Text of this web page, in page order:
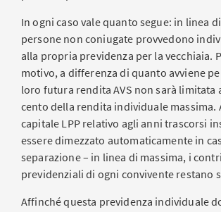
In ogni caso vale quanto segue: in linea
persone non coniugate provvedono
alla propria previdenza per la vecchiaia.
motivo, a differenza di quanto avviene
loro futura rendita AVS non sarà limitata
cento della rendita individuale massima.
capitale LPP relativo agli anni trascorsi
essere dimezzato automaticamente in
separazione – in linea di massima, i
previdenziali di ogni convivente restano
Affinché questa previdenza individuale